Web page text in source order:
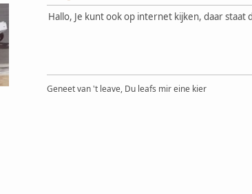
Hallo, Je kunt ook op internet kijken, daar
Geneet van 't leave, Du leafs mir eine kier